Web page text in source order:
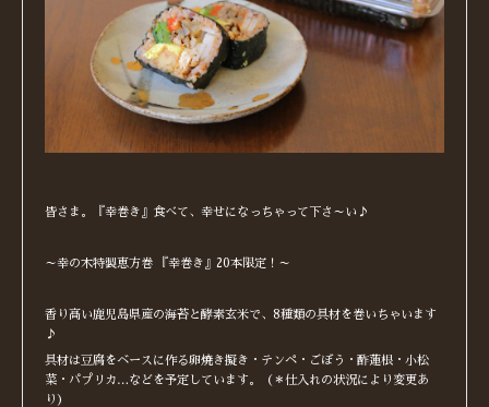
皆さま。『幸巻き』食べて、幸せになっちゃって下さ～い♪
～幸の木特製恵方巻 『幸巻き』20本限定！～
香り高い鹿児島県産の海苔と酵素玄米で、8種類の具材を巻いちゃいます
♪
具材は豆腐をベースに作る卵焼き擬き・テンペ・ごぼう・酢蓮根・小松
菜・パプリカ…などを予定しています。（＊仕入れの状況により変更あ
り）